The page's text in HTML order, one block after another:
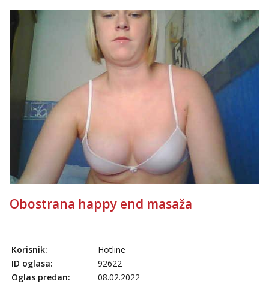
Obostrana happy end masaža
Korisnik:
Hotline
ID oglasa:
92622
Oglas predan:
08.02.2022